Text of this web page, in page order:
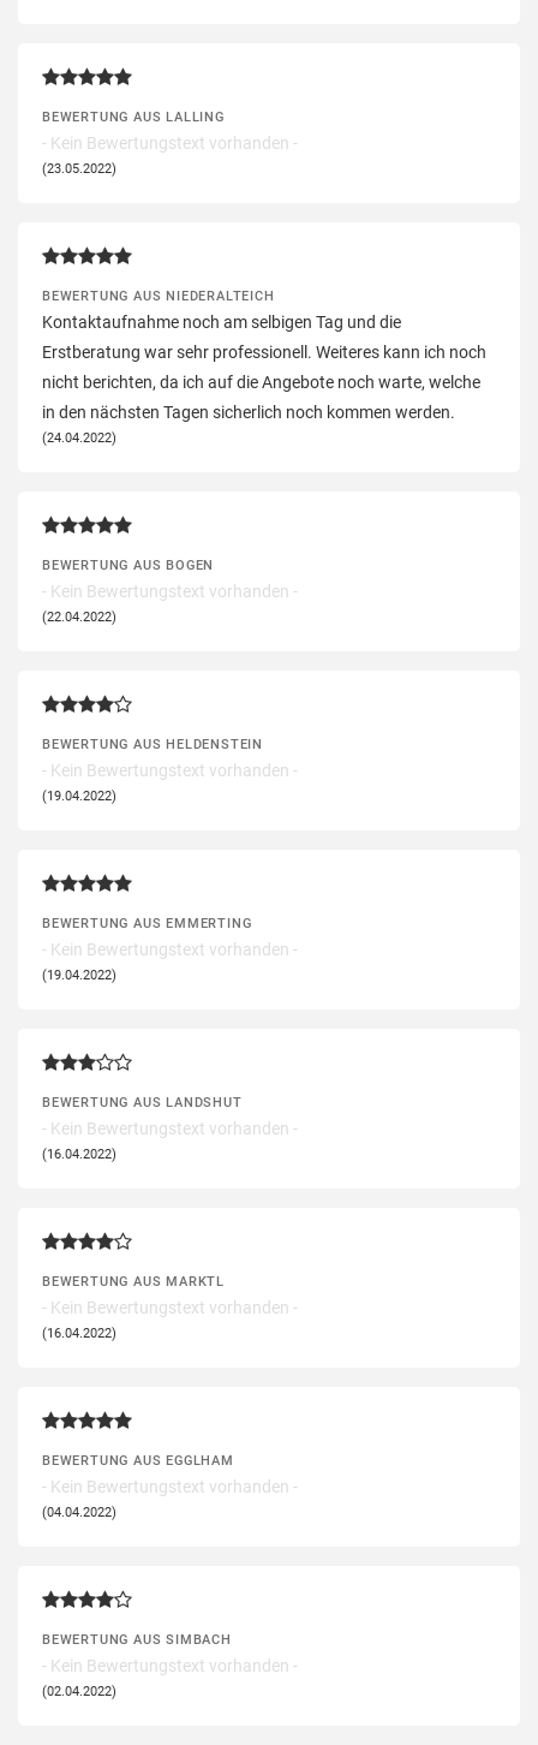
BEWERTUNG AUS LALLING
- Kein Bewertungstext vorhanden -
(23.05.2022)
BEWERTUNG AUS NIEDERALTEICH
Kontaktaufnahme noch am selbigen Tag und die
Erstberatung war sehr professionell. Weiteres kann ich noch
nicht berichten, da ich auf die Angebote noch warte, welche
in den nächsten Tagen sicherlich noch kommen werden.
(24.04.2022)
BEWERTUNG AUS BOGEN
- Kein Bewertungstext vorhanden -
(22.04.2022)
BEWERTUNG AUS HELDENSTEIN
- Kein Bewertungstext vorhanden -
(19.04.2022)
BEWERTUNG AUS EMMERTING
- Kein Bewertungstext vorhanden -
(19.04.2022)
BEWERTUNG AUS LANDSHUT
- Kein Bewertungstext vorhanden -
(16.04.2022)
BEWERTUNG AUS MARKTL
- Kein Bewertungstext vorhanden -
(16.04.2022)
BEWERTUNG AUS EGGLHAM
- Kein Bewertungstext vorhanden -
(04.04.2022)
BEWERTUNG AUS SIMBACH
- Kein Bewertungstext vorhanden -
(02.04.2022)